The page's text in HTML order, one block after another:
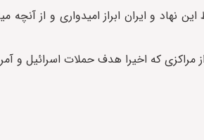
بهبود روابط این نهاد و ایران ابراز امیدواری و
مراکزی که اخیرا هدف حملات اسرائیل و